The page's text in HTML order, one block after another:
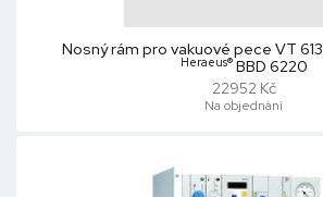
Nosný rám pro vakuové pece VT
Heraeus®BBD 6220
22952 Kč
Na objednání